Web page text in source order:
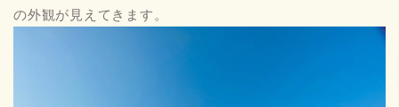
の外観が見えてきます。